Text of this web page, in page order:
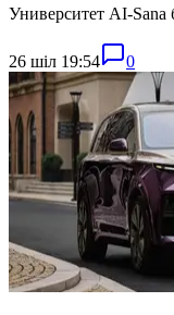
Университет AI-
26 шіл 19:54 0